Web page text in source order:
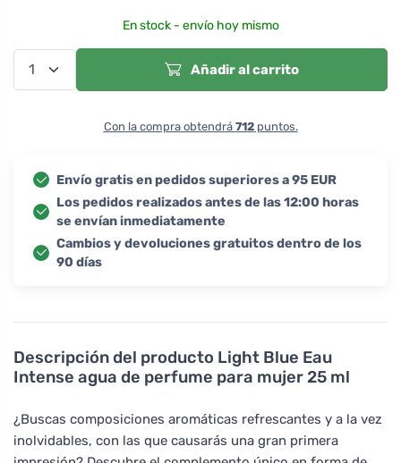
Descripción del producto Light Blue Eau
Intense agua de perfume para mujer 25 ml
¿Buscas composiciones aromáticas refrescantes y a la vez
inolvidables, con las que causarás una gran primera
En stock - envío hoy mismo
Añadir al carrito
Con la compra obtendrá 712puntos.
Envío gratis en pedidos superiores a 95 EUR
Los pedidos realizados antes de las 12:00 horas
se envían inmediatamente
Cambios y devoluciones gratuitos dentro de los
90 días